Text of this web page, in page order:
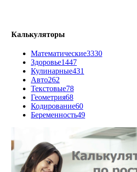
Калькуляторы
Математические3330
Здоровье1447
Кулинарные431
Авто262
Текстовые78
Геометрия68
Кодирование60
Беременность49